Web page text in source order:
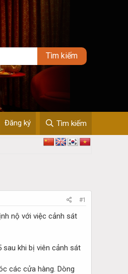
Đăng ký Tìm kiếm
#1
nộ với việc cảnh sát
khi bị viên cảnh sát
các cửa hàng. Dòng